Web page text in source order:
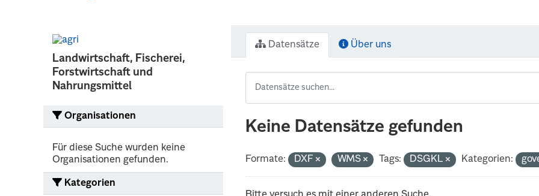
Landwirtschaft, Fischerei,
Forstwirtschaft und
Nahrungsmittel
Organisationen
Für diese Suche wurden keine
Organisationen gefunden.
Kategorien
Datensätze Über uns
Keine Datensätze gefunden
Formate: DXF WMS Tags: DSGKL Kategorien: